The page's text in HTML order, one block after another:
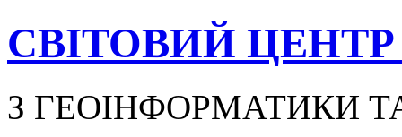
СВІТОВИЙ
З ГЕОІНФОРМАТИКИ